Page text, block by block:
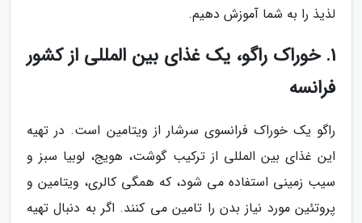
لذیذ را به شما آموزش دهیم.
1. خوراک راگو، یک غذای بین المللی از کشور
فرانسه
راگو یک خوراک فرانسوی سرشار از ویتامین است. در تهیه
این غذای بین المللی از ترکیب گوشت، هویج، لوبیا سبز و
سیب زمینی استفاده می شود، که همگی کالری، ویتامین و
پروتئین مورد نیاز بدن را تامین می کنند. اگر به دنبال تهیه